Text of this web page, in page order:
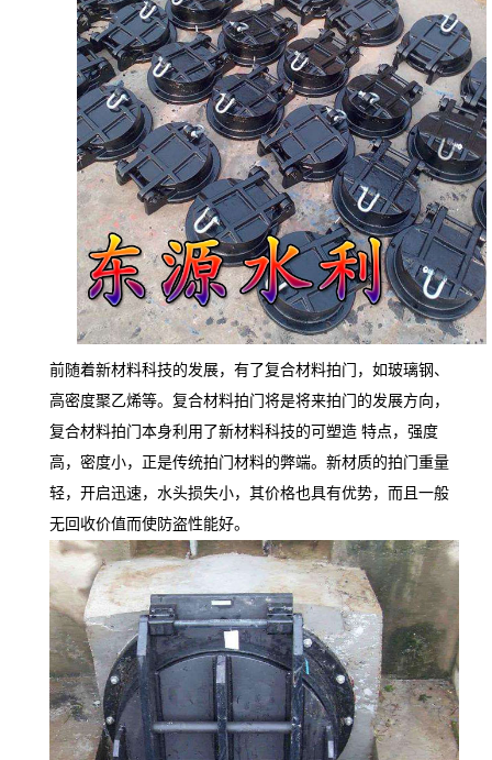
前随着新材料科技的发展，有了复合材料拍门，如玻璃钢、
高密度聚乙烯等。复合材料拍门将是将来拍门的发展方向，
复合材料拍门本身利用了新材料科技的可塑造 特点，强度
高，密度小，正是传统拍门材料的弊端。新材质的拍门重量
轻，开启迅速，水头损失小，其价格也具有优势，而且一般
无回收价值而使防盗性能好。